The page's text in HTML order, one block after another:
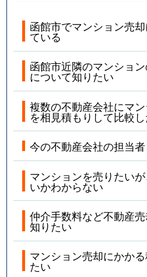
函館市でマンション売
ている
函館市近隣のマンショ
について知りたい
複数の不動産会社にマ
を相見積もりして比較
今の不動産会社の担当
マンションを売りたい
いかわからない
仲介手数料など不動産
知りたい
マンション売却にかか
たい